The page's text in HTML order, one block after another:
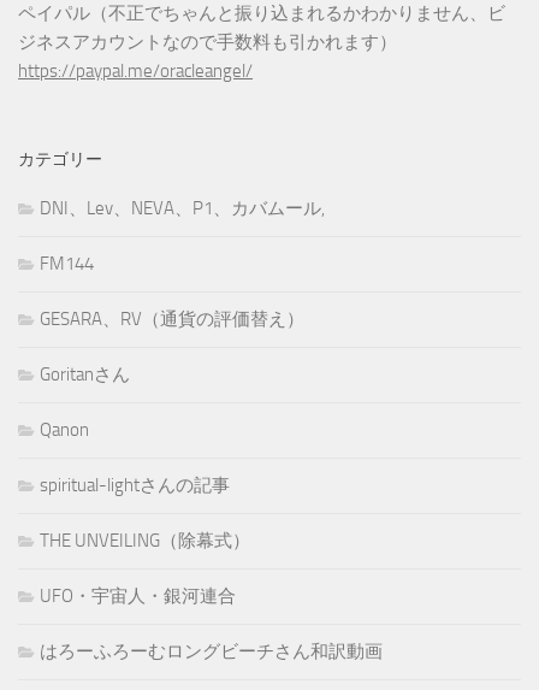
ペイパル（不正でちゃんと振り込まれるかわかりません、ビ
ジネスアカウントなので手数料も引かれます）
https://paypal.me/oracleangel/
カテゴリー
DNI、Lev、NEVA、P1、カバムール,
FM144
GESARA、RV（通貨の評価替え）
Goritanさん
Qanon
spiritual-lightさんの記事
THE UNVEILING（除幕式）
UFO・宇宙人・銀河連合
はろーふろーむロングビーチさん和訳動画